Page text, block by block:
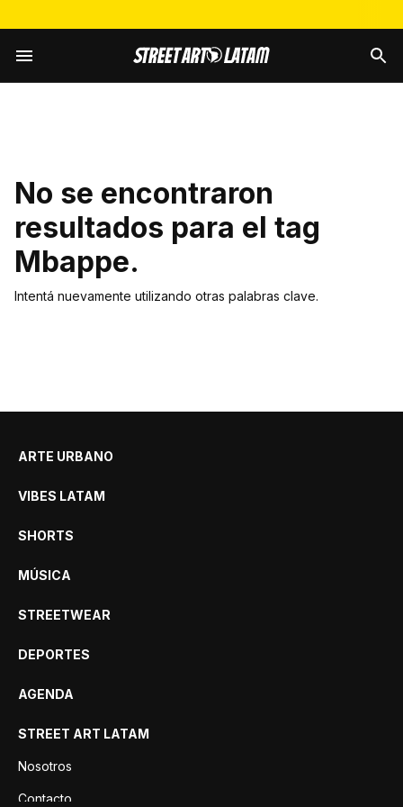
No se encontraron
resultados para el tag
Mbappe.
Intentá nuevamente utilizando otras palabras clave.
ARTE URBANO
VIBES LATAM
SHORTS
MÚSICA
STREETWEAR
DEPORTES
AGENDA
STREET ART LATAM
Nosotros
Contacto